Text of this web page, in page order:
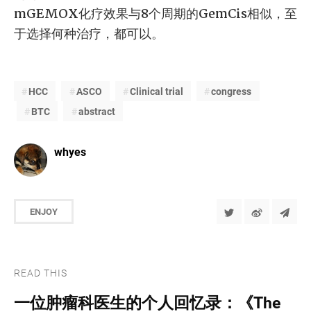
mGEMOX化疗效果与8个周期的GemCis相似，至
于选择何种治疗，都可以。
HCC ASCO Clinical trial
congress
BTC
abstract
whyes
ENJOY
READ THIS
一位肿瘤科医生的个人回忆录：《The